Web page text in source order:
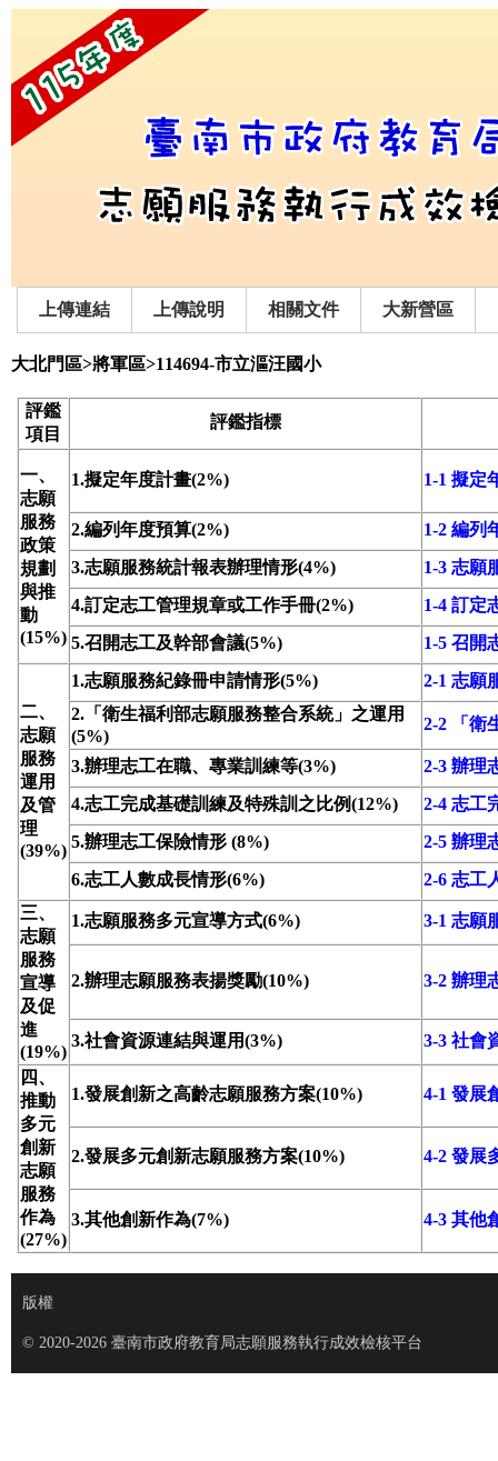
上傳連結 上傳說明 相關文件 大新營區
大北門區>將軍區>114694-市立漚汪國小
評鑑
項目
評鑑指標
一、
志願
服務
政策
規劃
與推
動
(15%)
1.擬定年度計畫(2%) 1-1 擬定
2.編列年度預算(2%)
1-2 編列
3.志願服務統計報表辦理情形(4%)
1-3 志願
4.訂定志工管理規章或工作手冊(2%)
1-4 訂定
5.召開志工及幹部會議(5%)
1-5 召開
二、
志願
服務
運用
及管
理
(39%)
1.志願服務紀錄冊申請情形(5%)
2-1 志願
2.「衛生福利部志願服務整合系統」之運用
(5%)
2-2 「衛
3.辦理志工在職、專業訓練等(3%)
2-3 辦理
4.志工完成基礎訓練及特殊訓之比例(12%)
2-4 志工
5.辦理志工保險情形 (8%)
2-5 辦理
6.志工人數成長情形(6%)
2-6 志工
三、
志願
服務
宣導
及促
進
(19%)
1.志願服務多元宣導方式(6%) 3-1 志願
2.辦理志願服務表揚獎勵(10%) 3-2 辦理
3.社會資源連結與運用(3%)
3-3 社會
四、
推動
多元
創新
志願
服務
作為
(27%)
1.發展創新之高齡志願服務方案(10%) 4-1 發展
2.發展多元創新志願服務方案(10%) 4-2 發展
3.其他創新作為(7%) 4-3 其他
版權
© 2020-2026 臺南市政府教育局志願服務執行成效檢核平台